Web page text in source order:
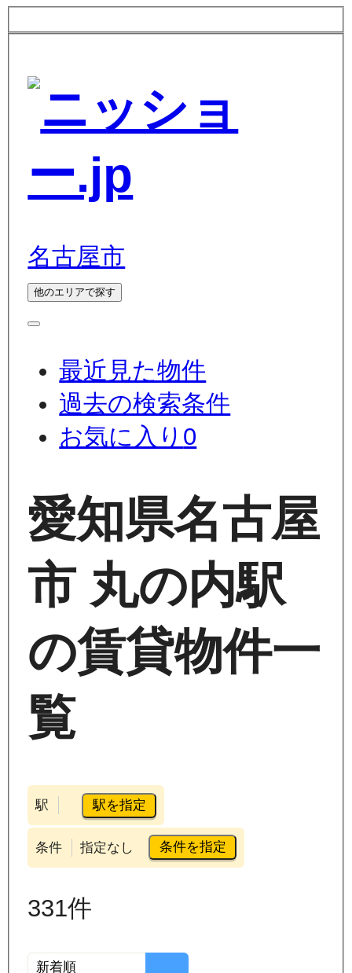
名古屋市
他のエリアで探す
最近見た物件
過去の検索条件
お気に入り 0
愛知県名古屋
市 丸の内駅
の賃貸物件一
覧
駅 駅を指定
条件 指定なし 条件を指定
331件